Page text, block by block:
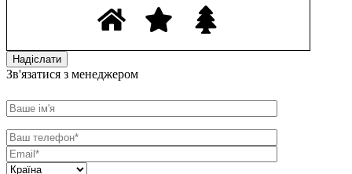
Зв'язатися з менеджером